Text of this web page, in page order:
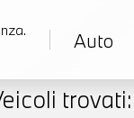
Auto
trovati: